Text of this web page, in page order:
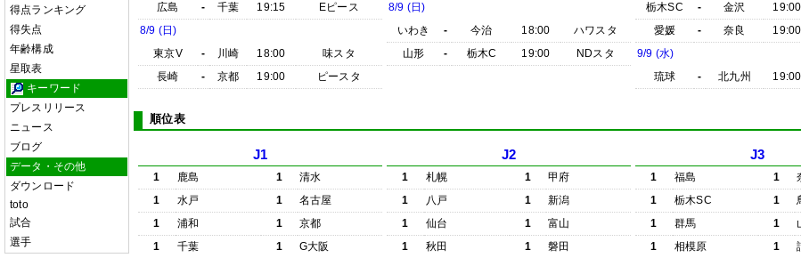
得点ランキング
得失点
年齢構成
星取表
キーワード
プレスリリース
ニュース
ブログ
データ・その他
ダウンロード
toto
試合
選手
広島
- 千葉 19:15
Eピース
8/9 (日)
東京V
- 川崎 18:00
味スタ
長崎
- 京都 19:00 ピースタ
8/9 (日)
いわき
- 今治 18:00
ハワスタ
山形
- 栃木C 19:00 NDスタ
栃木SC
- 金沢 19:00
愛媛
- 奈良 19:00
9/9 (水)
琉球
- 北九州 19:00
順位表
J1
1 鹿島 1
清水
1
水戸 1
名古屋
1
浦和 1
京都
1
千葉 1
G大阪
J2
1 札幌 1
甲府
1
八戸 1
新潟
1
仙台 1
富山
1
秋田 1
磐田
J3
1 福島 1
1
栃木SC 1
1
群馬 1
1
相模原 1